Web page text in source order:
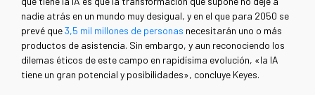
nadie atrás en un mundo muy desigual, y en el que para 2050 se
prevé que3,5 mil millones de personas necesitarán uno o más
productos de asistencia. Sin embargo, y aun reconociendo los
dilemas éticos de este campo en rapidísima evolución, «la IA
tiene un gran potencial y posibilidades», concluye Keyes.